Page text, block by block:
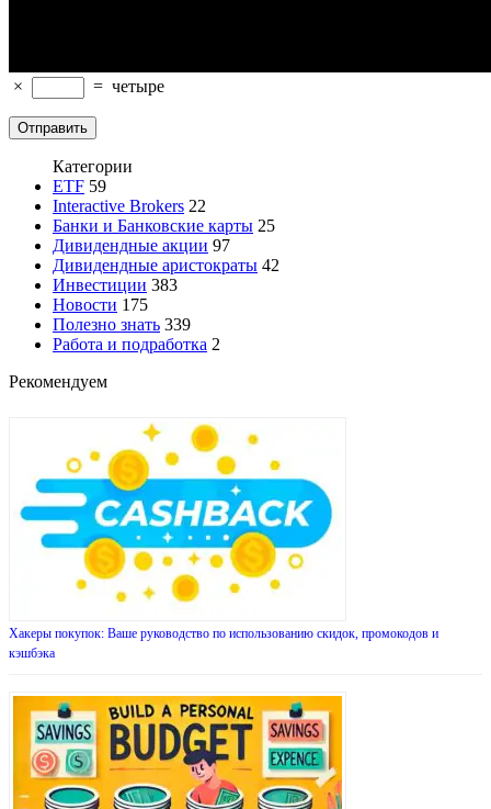
× = четыре
Категории
ETF 59
Interactive Brokers 22
Банки и Банковские карты 25
Дивидендные акции 97
Дивидендные аристократы 42
Инвестиции 383
Новости 175
Полезно знать 339
Работа и подработка 2
Рекомендуем
Хакеры покупок: Ваше руководство по использованию скидок, промокодов и
кэшбэка